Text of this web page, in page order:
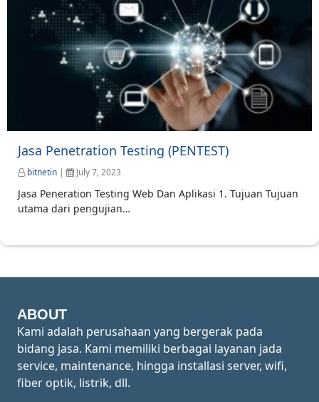
Jasa Penetration Testing (PENTEST)
bitnetin | July 7, 2023
Jasa Peneration Testing Web Dan Aplikasi 1. Tujuan Tujuan
utama dari pengujian…
ABOUT
Kami adalah perusahaan yang bergerak pada
bidang jasa. Kami memiliki berbagai layanan jada
service, maintenance, hingga installasi server, wifi,
fiber optik, listrik, dll.